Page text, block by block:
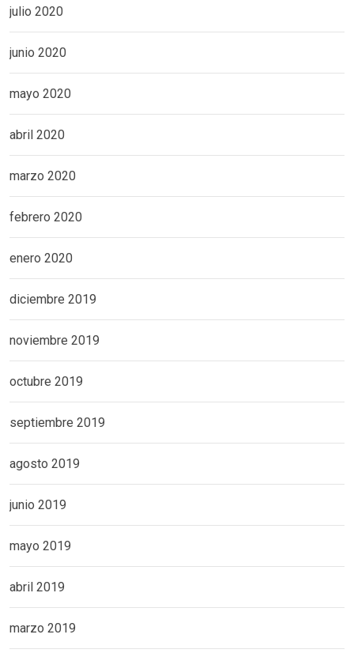
julio 2020
junio 2020
mayo 2020
abril 2020
marzo 2020
febrero 2020
enero 2020
diciembre 2019
noviembre 2019
octubre 2019
septiembre 2019
agosto 2019
junio 2019
mayo 2019
abril 2019
marzo 2019